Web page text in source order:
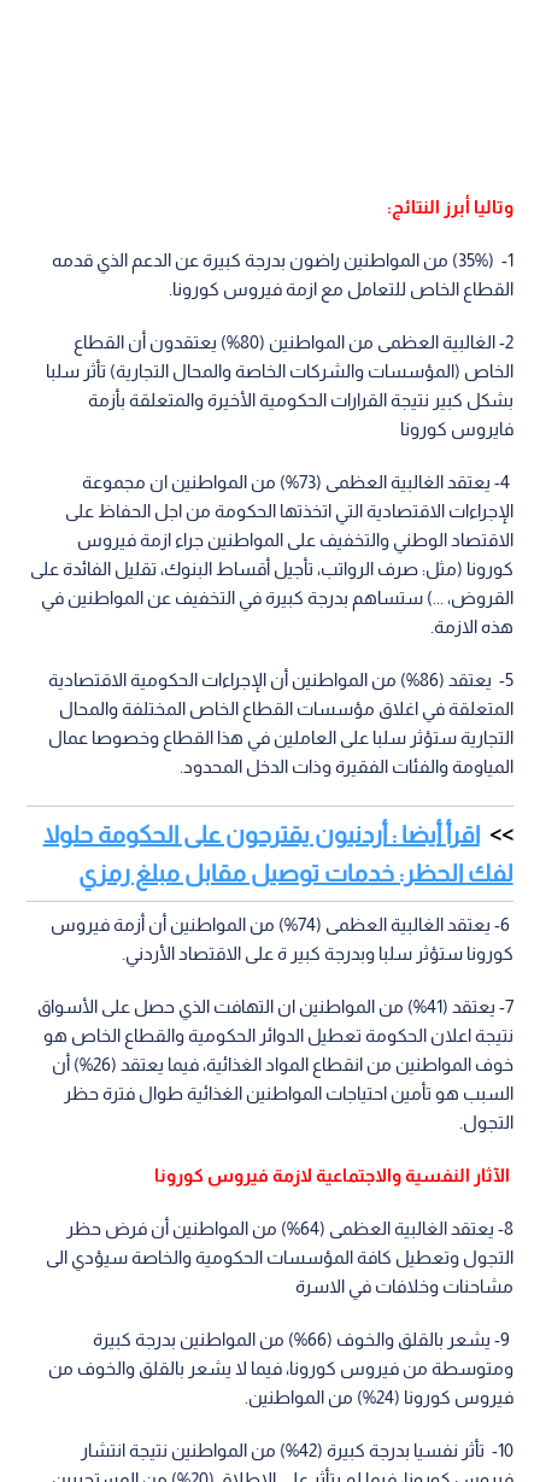
وتاليا أبرز النتائج:
1- (35%) من المواطنين راضون بدرجة كبيرة عن الدعم الذي قدمه
القطاع الخاص للتعامل مع ازمة فيروس كورونا.
2- الغالبية العظمى من المواطنين (80%) يعتقدون أن القطاع
الخاص (المؤسسات والشركات الخاصة والمحال التجارية) تأثر سلبا
بشكل كبير نتيجة القرارات الحكومية الأخيرة والمتعلقة بأزمة
فايروس كورونا
4- يعتقد الغالبية العظمى (73%) من المواطنين ان مجموعة
الإجراءات الاقتصادية التي اتخذتها الحكومة من اجل الحفاظ على
الاقتصاد الوطني والتخفيف على المواطنين جراء ازمة فيروس
كورونا (مثل: صرف الرواتب، تأجيل أقساط البنوك، تقليل الفائدة على
القروض، ...) ستساهم بدرجة كبيرة في التخفيف عن المواطنين في
هذه الازمة.
5- يعتقد (86%) من المواطنين أن الإجراءات الحكومية الاقتصادية
المتعلقة في اغلاق مؤسسات القطاع الخاص المختلفة والمحال
التجارية ستؤثر سلبا على العاملين في هذا القطاع وخصوصا عمال
المياومة والفئات الفقيرة وذات الدخل المحدود.
اقرأ أيضا : أردنيون يقترحون على الحكومة حلولا
لفك الحظر: خدمات توصيل مقابل مبلغ رمزي
6- يعتقد الغالبية العظمى (74%) من المواطنين أن أزمة فيروس
كورونا ستؤثر سلبا وبدرجة كبير ة على الاقتصاد الأردني.
7- يعتقد (41%) من المواطنين ان التهافت الذي حصل على الأسواق
نتيجة اعلان الحكومة تعطيل الدوائر الحكومية والقطاع الخاص هو
خوف المواطنين من انقطاع المواد الغذائية، فيما يعتقد (26%) أن
السبب هو تأمين احتياجات المواطنين الغذائية طوال فترة حظر
التجول.
الآثار النفسية والاجتماعية لازمة فيروس كورونا
8- يعتقد الغالبية العظمى (64%) من المواطنين أن فرض حظر
التجول وتعطيل كافة المؤسسات الحكومية والخاصة سيؤدي الى
مشاحنات وخلافات في الاسرة
9- يشعر بالقلق والخوف (66%) من المواطنين بدرجة كبيرة
ومتوسطة من فيروس كورونا، فيما لا يشعر بالقلق والخوف من
فيروس كورونا (24%) من المواطنين.
10- تأثر نفسيا بدرجة كبيرة (42%) من المواطنين نتيجة انتشار